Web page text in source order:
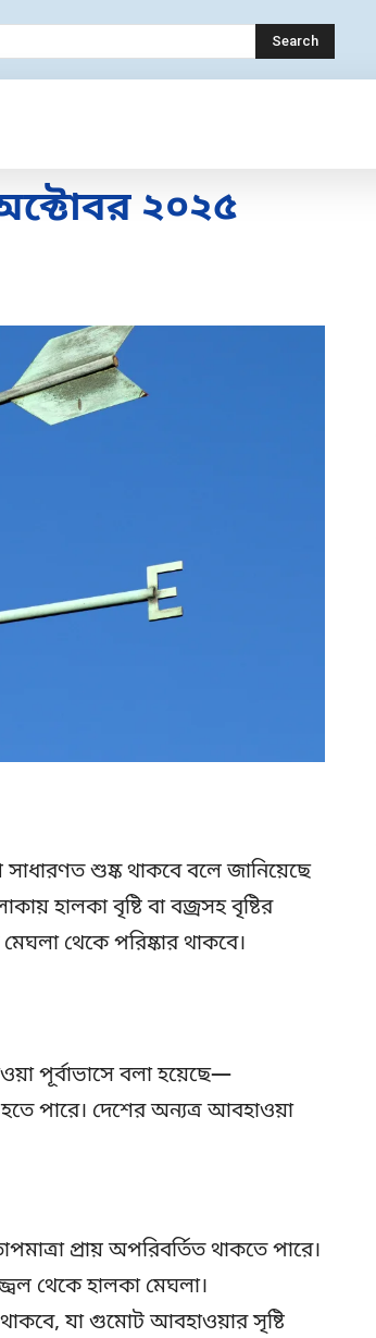
Search
২০২৫
শুষ্ক থাকবে বলে জানিয়েছে
হালকা বৃষ্টি বা বজ্রসহ বৃষ্টির
থেকে পরিষ্কার থাকবে।
পূর্বাভাসে বলা হয়েছে—
হতে পারে। দেশের অন্যত্র আবহাওয়া
প্রায় অপরিবর্তিত থাকতে পারে।
থেকে হালকা মেঘলা।
যা গুমোট আবহাওয়ার সৃষ্টি